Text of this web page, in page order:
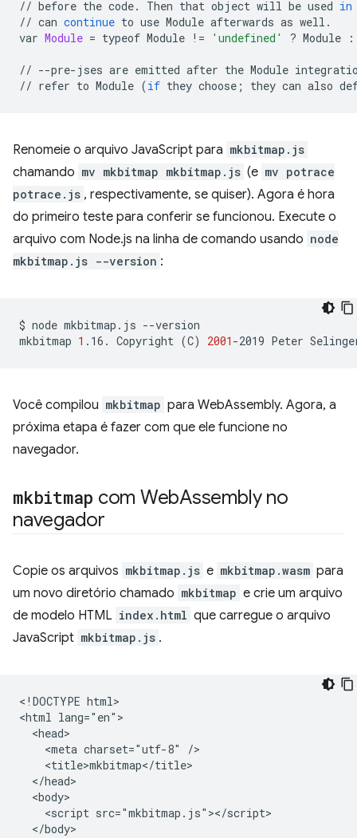
// before the code. Then that object will be used in
// can continue to use Module afterwards as well.
var Module = typeof Module ! = 'undefined' ? Module :
// --pre-jses are emitted after the Module
// refer to Module (if they choose ; they can also
Renomeie o arquivo JavaScript para mkbitmap.js
chamando mv mkbitmap mkbitmap.js (e mv potrace
potrace.js , respectivamente, se quiser). Agora é hora
do primeiro teste para conferir se funcionou. Execute o
arquivo com Node.js na linha de comando usando node
mkbitmap.js --version :
$ node mkbitmap.js --version
mkbitmap 1 .16. Copyright (C) 2001 -2019 Peter
Você compilou mkbitmap para WebAssembly. Agora, a
próxima etapa é fazer com que ele funcione no
navegador.
mkbitmap com WebAssembly no
navegador
Copie os arquivos mkbitmap.js e mkbitmap.wasm para
um novo diretório chamado mkbitmap e crie um arquivo
de modelo HTML index.html que carregue o arquivo
JavaScript mkbitmap.js .
<!DOCTYPE html>
<html lang="en">
  <head>
    <meta charset="utf-8" />
    <title>mkbitmap</title>
  </head>
  <body>
    <script src="mkbitmap.js"></script>
  </body>